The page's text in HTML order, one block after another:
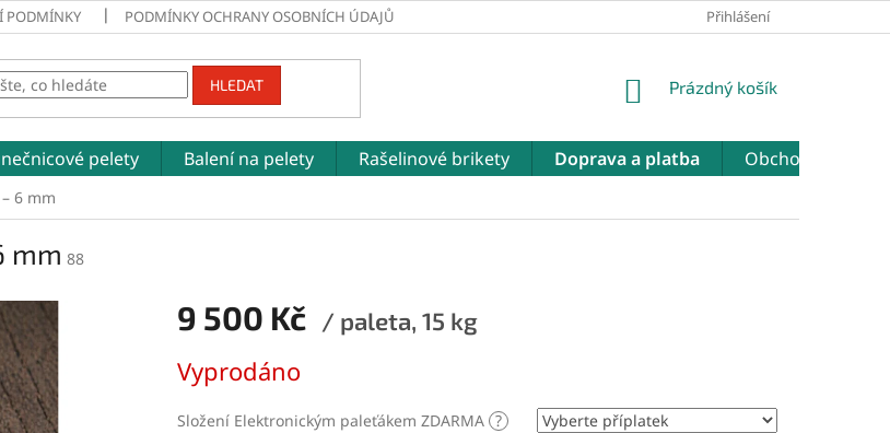
PODMÍNKY PODMÍNKY OCHRANY OSOBNÍCH ÚDAJŮ ODSTOUPENÍ OD SMLOUVYPřihlášení
HLEDAT
NÁKUPNÍ
Prázdný košík
pelety Balení na pelety Rašelinové brikety Doprava a platba Obchodní
6 mm
mm 88
9 500 Kč / paleta, 15 kg
cena:
Vyprodáno
Složení Elektronickým paleťákem ZDARMA ?